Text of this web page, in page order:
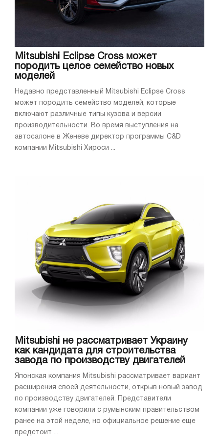
Mitsubishi Eclipse Cross может
породить целое семейство новых
моделей
Недавно представленный Mitsubishi Eclipse Cross
может породить семейство моделей, которые
включают различные типы кузова и версии
производительности. Во время выступления на
автосалоне в Женеве директор программы C&D
компании Mitsubishi Хироси ...
Mitsubishi не рассматривает Украину
как кандидата для строительства
завода по производству двигателей
Японская компания Mitsubishi рассматривает вариант
расширения своей деятельности, открыв новый завод
по производству двигателей. Представители
компании уже говорили с румынским правительством
ранее на этой неделе, но официальное решение еще
предстоит ...